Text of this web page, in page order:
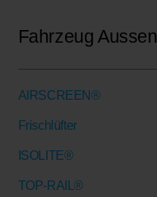
Fahrzeug Aussen
AIRSCREEN®
Frischlüfter
ISOLITE®
TOP-RAIL®